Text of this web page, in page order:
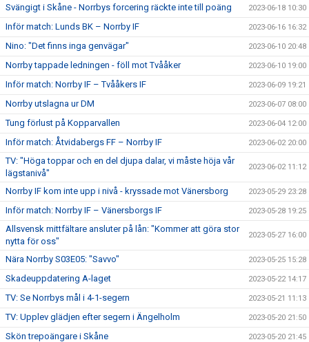
Svängigt i Skåne - Norrbys forcering räckte inte till poäng 2023-06-18 10:30
Inför match: Lunds BK – Norrby IF 2023-06-16 16:32
Nino: "Det finns inga genvägar" 2023-06-10 20:48
Norrby tappade ledningen - föll mot Tvååker 2023-06-10 19:00
Inför match: Norrby IF – Tvååkers IF 2023-06-09 19:21
Norrby utslagna ur DM 2023-06-07 08:00
Tung förlust på Kopparvallen 2023-06-04 12:00
Inför match: Åtvidabergs FF – Norrby IF 2023-06-02 20:00
TV: "Höga toppar och en del djupa dalar, vi måste höja vår
lägstanivå"
2023-06-02 11:12
Norrby IF kom inte upp i nivå - kryssade mot Vänersborg 2023-05-29 23:28
Inför match: Norrby IF – Vänersborgs IF 2023-05-28 19:25
Allsvensk mittfältare ansluter på lån: "Kommer att göra stor
nytta för oss"
2023-05-27 16:00
Nära Norrby S03E05: "Savvo" 2023-05-25 15:28
Skadeuppdatering A-laget 2023-05-22 14:17
TV: Se Norrbys mål i 4-1-segern 2023-05-21 11:13
TV: Upplev glädjen efter segern i Ängelholm 2023-05-20 21:50
Skön trepoängare i Skåne 2023-05-20 21:45